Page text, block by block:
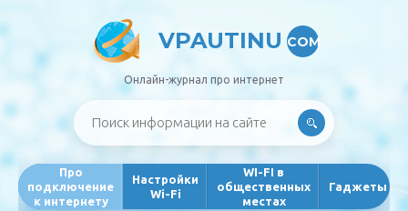
VPAUTINU COM
Онлайн-журнал про интернет
Про
подключение
к интернету
Настройки
Wi-Fi
WI-FI в
общественных
местах
Гаджеты